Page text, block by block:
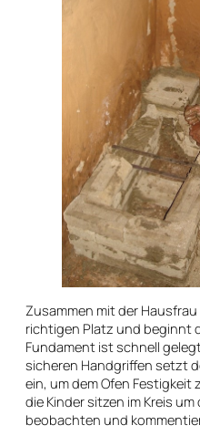
Zusammen mit der
richtigen Platz und beginnt
Fundament ist schnell
sicheren Handgriffen setzt
ein, um dem Ofen Festigkeit
die Kinder sitzen im Kreis
beobachten und